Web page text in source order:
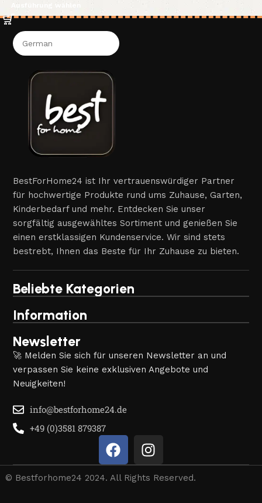
Ausführung wählen
BestForHome24 ist Ihr vertrauenswürdiger Partner
für hochwertige Produkte rund ums Zuhause, Garten,
Kinderbedarf und mehr. Entdecken Sie unser
sorgfältig ausgewähltes Sortiment und genießen Sie
einen erstklassigen Kundenservice. Wir sind stets
bestrebt, Ihnen das Beste für Ihr Zuhause zu bieten.
Beliebte Kategorien
Information
Newsletter
🚀 Melden Sie sich für unseren Newsletter an und
verpassen Sie keine exklusiven Angebote und
Neuigkeiten!
info@bestforhome24.de
+49 (0)3581 879387
© Bestforhome24 2024. All Rights Reserved.